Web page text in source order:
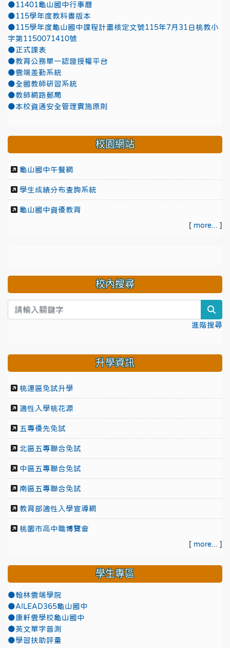
●11401龜山國中行事曆
●115學年度教科書版本
●115學年度龜山國中課程計畫核定文號115年7月31日桃教小
字第1150071410號
●正式課表
●教育公務單一認證授權平台
●雲端差勤系統
●全國教師研習系統
●教師網路郵局
●本校資通安全管理實施原則
校園網站
龜山國中午餐網
學生成績分布查詢系統
龜山國中資優教育
[ more... ]
校內搜尋
進階搜尋
升學資訊
桃連區免試升學
適性入學桃花源
五專優先免試
北區五專聯合免試
中區五專聯合免試
南區五專聯合免試
教育部適性入學宣導網
桃園市高中職博覽會
[ more... ]
學生專區
●翰林雲端學院
●AILEAD365龜山國中
●康軒雲學校龜山國中
●英文單字普測
●學習扶助評量